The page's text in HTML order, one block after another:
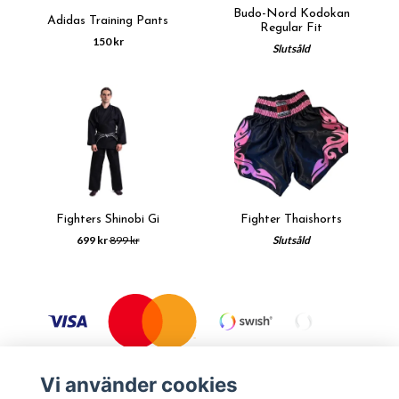
Adidas Training Pants
150 kr
Budo-Nord Kodokan
Regular Fit
Slutsåld
Fighters Shinobi Gi
699 kr899 kr
Fighter Thaishorts
Slutsåld
Vi använder cookies